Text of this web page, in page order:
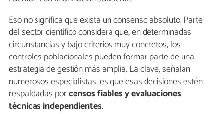
Eso no significa que exista un consenso absoluto. Parte
del sector científico considera que, en determinadas
circunstancias y bajo criterios muy concretos, los
controles poblacionales pueden formar parte de una
estrategia de gestión más amplia. La clave, señalan
numerosos especialistas, es que esas decisiones estén
respaldadas porcensos fiables y evaluaciones
técnicas independientes.